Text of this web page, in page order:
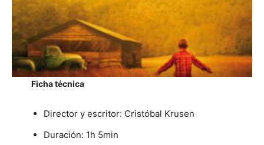
Ficha técnica
Director y escritor: Cristóbal Krusen
Duración: 1h 5min